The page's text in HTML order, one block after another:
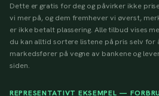
Dette er gratis for deg og påvirker ikke
vi mer på, og dem fremhever vi øverst,
er ikke betalt plassering. Alle tilbud vises
du kan alltid sortere listene på pris selv for
markedsfører på vegne av bankene og
siden.
REPRESENTATIVT EKSEMPEL —